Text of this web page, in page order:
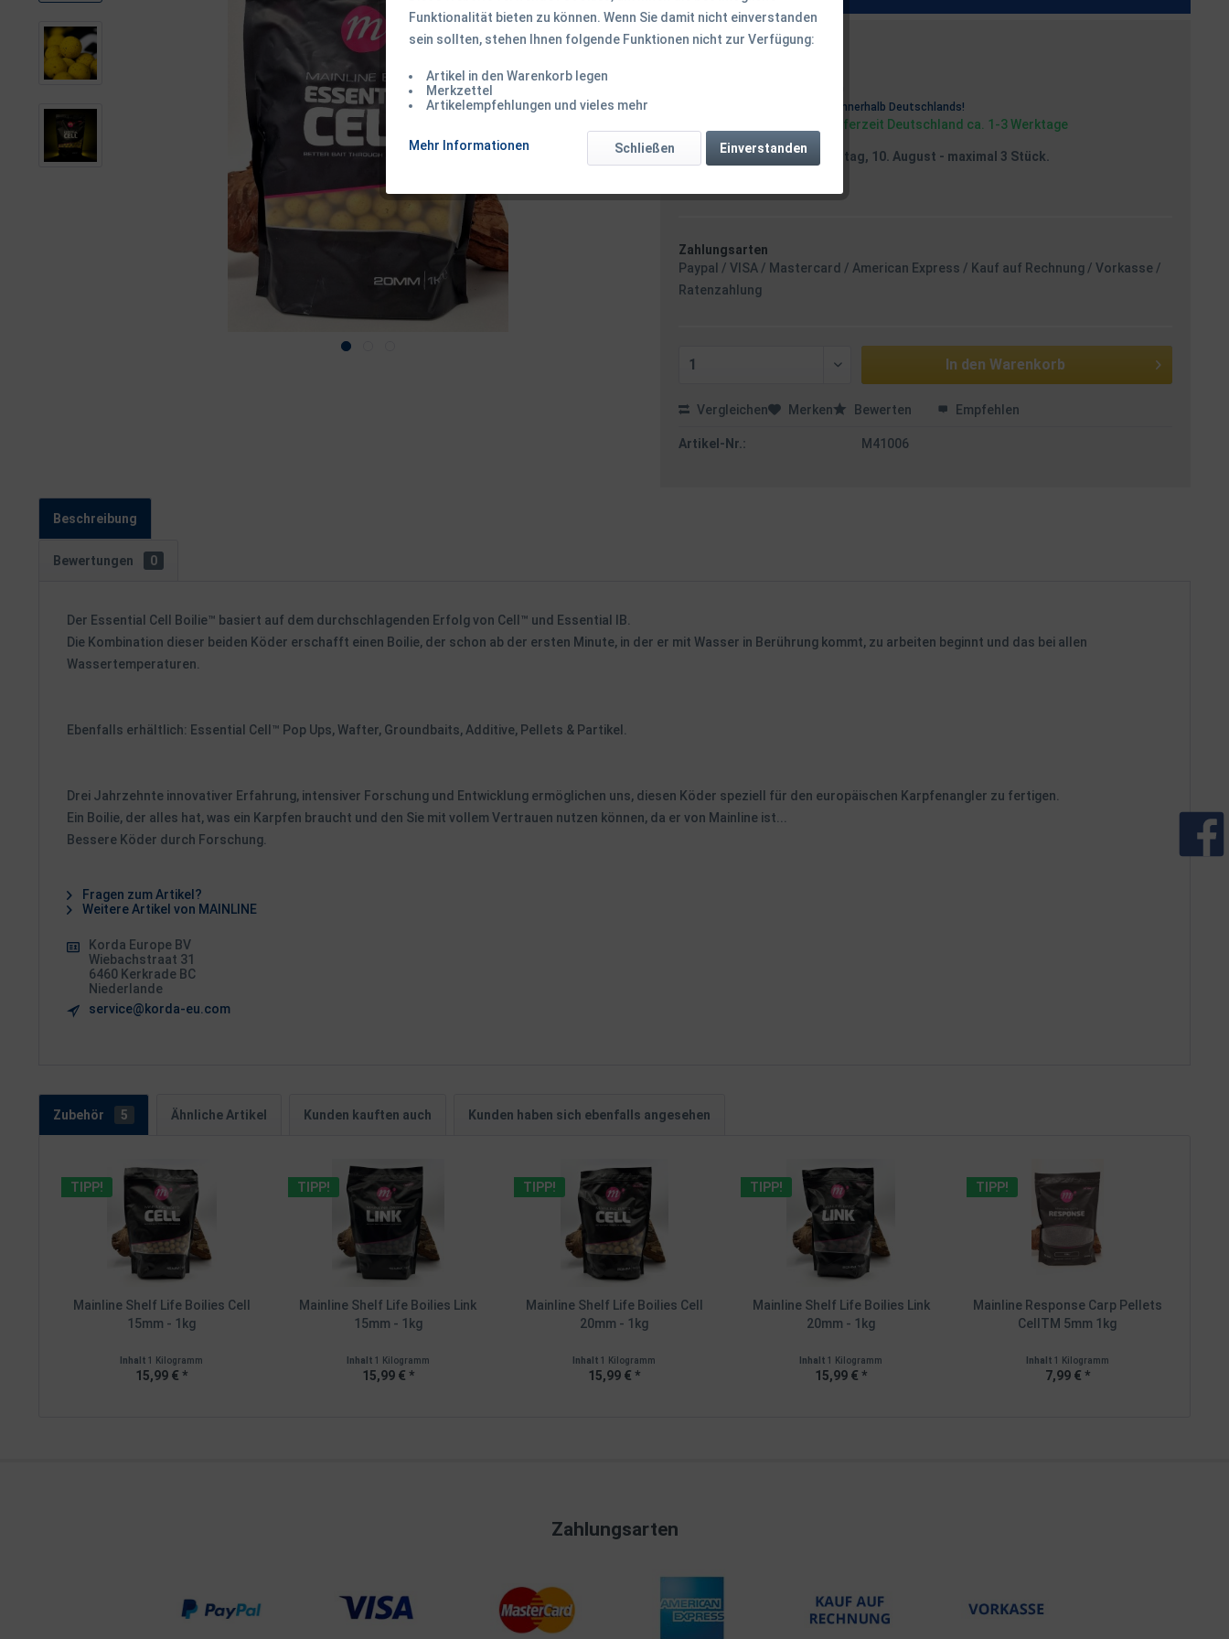
15,99 € *
innerhalb Deutschlands!
Sofort versandfertig, Lieferzeit Deutschland ca. 1-3 Werktage
Versand am Montag, 10. August - maximal 3 Stück.
Zahlungsarten
Paypal / VISA / Mastercard / American Express / Kauf auf Rechnung / Vorkasse /
Ratenzahlung
In den Warenkorb
Vergleichen Merken Bewerten Empfehlen
Artikel-Nr.: M41006
Beschreibung
Bewertungen 0
Der Essential Cell Boilie™ basiert auf dem durchschlagenden Erfolg von Cell™ und Essential IB.
Die Kombination dieser beiden Köder erschafft einen Boilie, der schon ab der ersten Minute, in der er mit Wasser in Berührung kommt, zu arbeiten beginnt und das bei allen
Wassertemperaturen.
Ebenfalls erhältlich: Essential Cell™ Pop Ups, Wafter, Groundbaits, Additive, Pellets & Partikel.
Drei Jahrzehnte innovativer Erfahrung, intensiver Forschung und Entwicklung ermöglichen uns, diesen Köder speziell für den europäischen Karpfenangler zu fertigen.
Ein Boilie, der alles hat, was ein Karpfen braucht und den Sie mit vollem Vertrauen nutzen können, da er von Mainline ist...
Bessere Köder durch Forschung.
Fragen zum Artikel?
Weitere Artikel von MAINLINE
Korda Europe BV
Wiebachstraat 31
6460 Kerkrade BC
Niederlande
service@korda-eu.com
Zubehör 5 Ähnliche Artikel Kunden kauften auch Kunden haben sich ebenfalls angesehen
TIPP!
Mainline Shelf Life Boilies Cell
15mm - 1kg
Inhalt1 Kilogramm
15,99 € *
TIPP!
Mainline Shelf Life Boilies Link
15mm - 1kg
Inhalt 1 Kilogramm
15,99 € *
TIPP!
Mainline Shelf Life Boilies Cell
20mm - 1kg
Inhalt1 Kilogramm
15,99 € *
TIPP!
Mainline Shelf Life Boilies Link
20mm - 1kg
Inhalt1 Kilogramm
15,99 € *
TIPP!
Mainline Response Carp Pellets
CellTM 5mm 1kg
Inhalt 1 Kilogramm
7,99 € *
Zahlungsarten
Funktionalität bieten zu können. Wenn Sie damit nicht einverstanden
sein sollten, stehen Ihnen folgende Funktionen nicht zur Verfügung:
Artikel in den Warenkorb legen
Merkzettel
Artikelempfehlungen und vieles mehr
Mehr Informationen Einverstanden
Schließen